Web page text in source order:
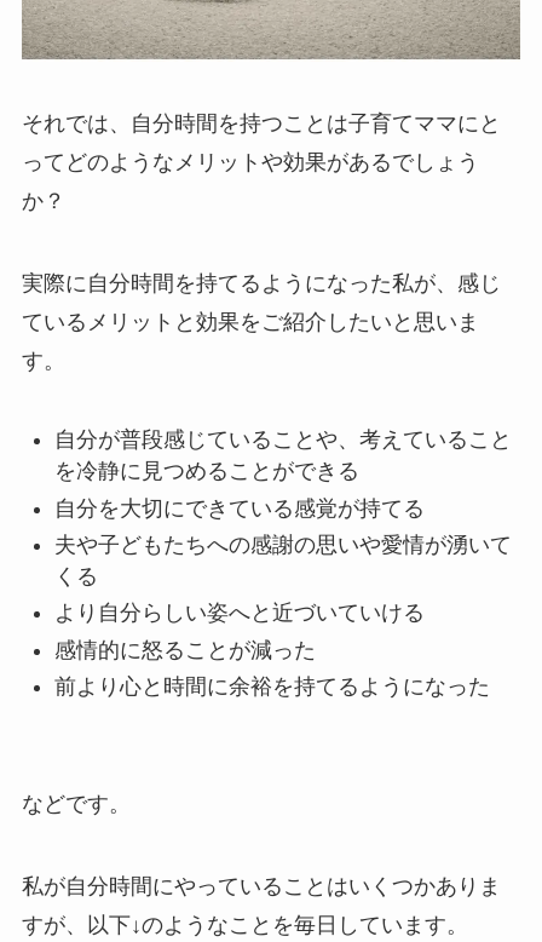
それでは、自分時間を持つことは子育てママにと
ってどのようなメリットや効果があるでしょう
か？
実際に自分時間を持てるようになった私が、感じ
ているメリットと効果をご紹介したいと思いま
す。
自分が普段感じていることや、考えていること
を冷静に見つめることができる
自分を大切にできている感覚が持てる
夫や子どもたちへの感謝の思いや愛情が湧いて
くる
より自分らしい姿へと近づいていける
感情的に怒ることが減った
前より心と時間に余裕を持てるようになった
などです。
私が自分時間にやっていることはいくつかありま
すが、以下↓のようなことを毎日しています。